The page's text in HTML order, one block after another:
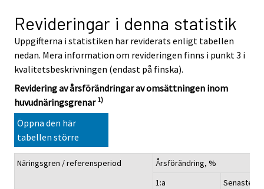
Revideringar i denna statistik
Uppgifterna i statistiken har reviderats enligt tabellen
nedan. Mera information om revideringen finns i punkt 3 i
kvalitetsbeskrivningen (endast på finska).
Revidering av årsförändringar av omsättningen inom
huvudnäringsgrenar 1)
Öppna den här
tabellen större
Näringsgren / referensperiod
Årsförändring, %
1:a
Senaste